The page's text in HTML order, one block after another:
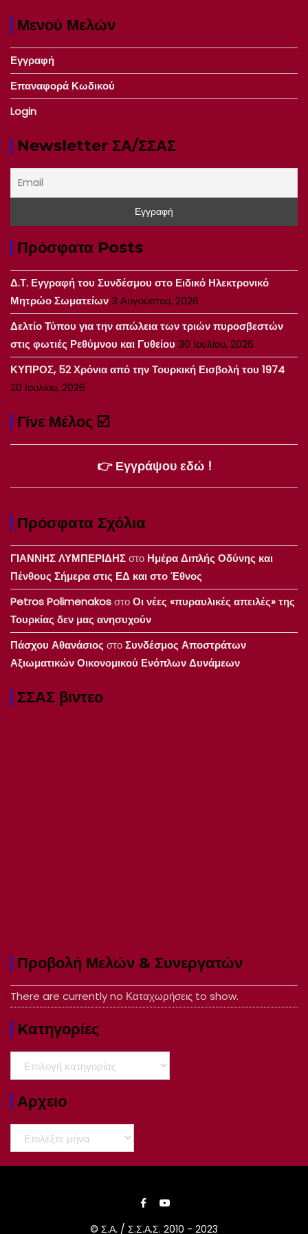
Μενού Μελών
Εγγραφή
Επαναφορά Κωδικού
Login
Newsletter ΣΑ/ΣΣΑΣ
Πρόσφατα Posts
Δ.Τ. Εγγραφή του Συνδέσμου στο Ειδικό Ηλεκτρονικό
Μητρώο Σωματείων3 Αυγούστου, 2026
Δελτίο Τύπου για την απώλεια των τριών πυροσβεστών
στις φωτιές Ρεθύμνου και Γυθείου 30 Ιουλίου, 2026
ΚΥΠΡΟΣ, 52 Χρόνια από την Τουρκική Εισβολή του 1974
20 Ιουλίου, 2026
Γίνε Μέλος ☑️
👉 Εγγράψου εδώ !
Πρόσφατα Σχόλια
ΓΙΑΝΝΗΣ ΛΥΜΠΕΡΙΔΗΣστο Ημέρα Διπλής Οδύνης και
Πένθους Σήμερα στις ΕΔ και στο Έθνος
Petros PolimenakosστοΟι νέες «πυραυλικές απειλές» της
Τουρκίας δεν μας ανησυχούν
Πάσχου Αθανάσιος στοΣυνδέσμος Αποστράτων
Αξιωματικών Οικονομικού Ενόπλων Δυνάμεων
ΣΣΑΣ βιντεο
Προβολή Μελών & Συνεργατών
There are currently no Καταχωρήσεις to show.
Kατηγορίες
Αρχειο
© Σ.Α. / Σ.Σ.Α.Σ. 2010 - 2023